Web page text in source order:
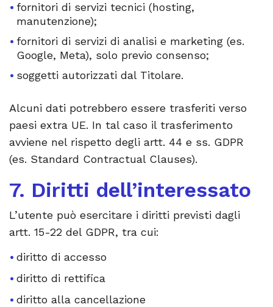
fornitori di servizi tecnici (hosting,
manutenzione);
fornitori di servizi di analisi e marketing (es.
Google, Meta), solo previo consenso;
soggetti autorizzati dal Titolare.
Alcuni dati potrebbero essere trasferiti verso
paesi extra UE. In tal caso il trasferimento
avviene nel rispetto degli artt. 44 e ss. GDPR
(es. Standard Contractual Clauses).
7. Diritti dell’interessato
L’utente può esercitare i diritti previsti dagli
artt. 15-22 del GDPR, tra cui:
diritto di accesso
diritto di rettifica
diritto alla cancellazione